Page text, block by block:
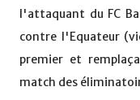
l'attaquant du FC
contre l'Equateur
premier et
match des